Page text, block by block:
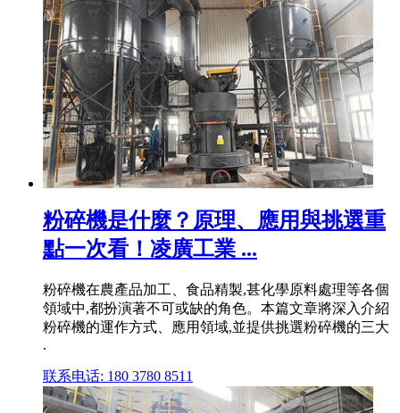
粉碎機是什麼？原理、應用與挑選重
點一次看！凌廣工業 ...
粉碎機在農產品加工、食品精製,甚化學原料處理等各個
領域中,都扮演著不可或缺的角色。本篇文章將深入介紹
粉碎機的運作方式、應用領域,並提供挑選粉碎機的三大
.
联系电话: 180 3780 8511